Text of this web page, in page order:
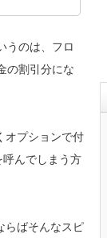
うのは、フロ
の割引分にな
オプションで付
んでしまう方
らばそんなスピ